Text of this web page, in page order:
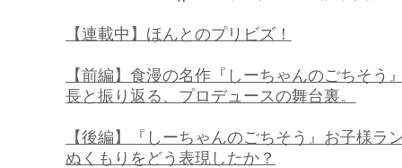
【連載中】ほんとのプリビズ！
【前編】食漫の名作『しーちゃんのごちそ
長と振り返る、プロデュースの舞台裏。
【後編】『しーちゃんのごちそう』お子様
ぬくもりをどう表現したか？